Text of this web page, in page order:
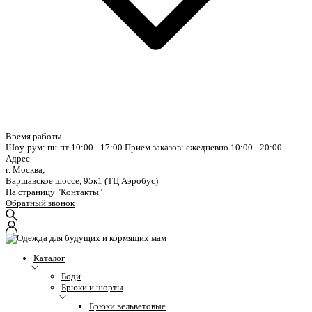
Время работы
Шоу-рум: пн-пт 10:00 - 17:00 Прием заказов: ежедневно 10:00 - 20:00
Адрес
г. Москва,
Варшавское шоссе, 95к1 (ТЦ Аэробус)
На страницу "Контакты"
Обратный звонок
Каталог
Боди
Брюки и шорты
Брюки вельветовые